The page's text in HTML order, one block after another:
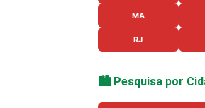
MA
RJ
🏙️ Pesquisa por